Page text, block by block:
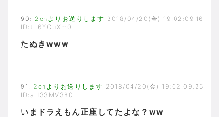
90 : 2chよりお送りします 2018/04/20(金) 19:02:09.16
ID:tL6YOuXm0
たぬきwww
91 : 2chよりお送りします 2018/04/20(金) 19:02:09.25
ID:aH33MV380
いまドラえもん正座してたよな？ww